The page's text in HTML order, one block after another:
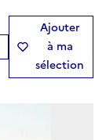
Ajouter
à ma
sélection